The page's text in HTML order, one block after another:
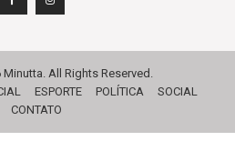
All Rights Reserved.
ESPORTE POLÍTICA
SOCIAL
CONTATO